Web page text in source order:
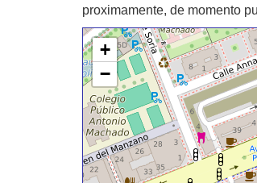
proximamente, de momento
+
−